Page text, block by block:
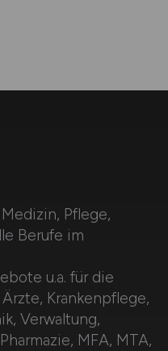
Pflege,
Berufe im
u.a. für die
Krankenpflege,
Verwaltung,
MFA, MTA,